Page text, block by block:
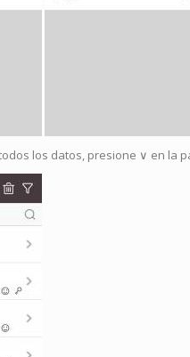
los datos, presione ∨ en la